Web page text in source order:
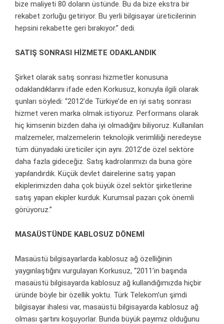
bize maliyeti 80 doların üstünde. Bu da bize ekstra bir
rekabet zorluğu getiriyor. Bu yerli bilgisayar üreticilerinin
hepsini rekabette geri bırakıyor.” dedi.
SATIŞ SONRASI HİZMETE ODAKLANDIK
Şirket olarak satış sonrası hizmetler konusuna
odaklandıklarını ifade eden Korkusuz, konuyla ilgili olarak
şunları söyledi: “2012’de Türkiye’de en iyi satış sonrası
hizmet veren marka olmak istiyoruz. Performans olarak
hiç kimsenin bizden daha iyi olmadığını biliyoruz. Kullanılan
malzemeler, malzemelerin teknolojik verimliliği neredeyse
tüm dünyadaki üreticiler için aynı. 2012’de özel sektöre
daha fazla gideceğiz. Satış kadrolarımızı da buna göre
yapılandırdık. Küçük devlet dairelerine satış yapan
ekiplerimizden daha çok büyük özel sektör şirketlerine
satış yapan ekipler kurduk. Kurumsal pazarı çok önemli
görüyoruz.”
MASAÜSTÜNDE KABLOSUZ DÖNEMİ
Masaüstü bilgisayarlarda kablosuz ağ özelliğinin
yaygınlaştığını vurgulayan Korkusuz, “2011’in başında
masaüstü bilgisayarda kablosuz ağ kullandığımızda hiçbir
üründe böyle bir özellik yoktu. Türk Telekom’un şimdi
bilgisayar ihalesi var, masaüstü bilgisayarda kablosuz ağ
olması şartını koşuyorlar. Bunda büyük payımız olduğunu